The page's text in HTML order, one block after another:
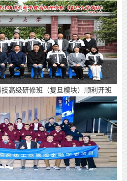
高级研修班（复旦模块）顺利开班